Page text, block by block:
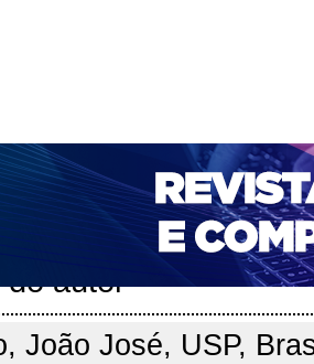
ACESSO CADASTRO
PORTAL DE REVISTAS DA UNIFACS
NOVA SUBMISSÃO
do autor
João José, USP,